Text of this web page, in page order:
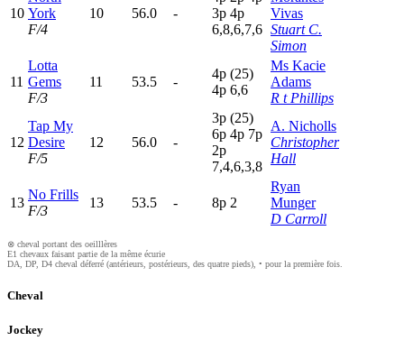
10 York
F/4
10 56.0 -
3p 4p
6,8,6,7,6
Vivas
Stuart C.
Simon
11
Lotta
Gems
F/3
11 53.5 -
4p (25)
4p 6,6
Ms Kacie
Adams
R t Phillips
12
Tap My
Desire
F/5
12 56.0 -
3p (25)
6p 4p 7p
2p
7,4,6,3,8
A. Nicholls
Christopher
Hall
13
No Frills
F/3
13 53.5 - 8p 2
Ryan
Munger
D Carroll
⊗ cheval portant des oeilllères
E1 chevaux faisant partie de la même écurie
DA, DP, D4 cheval déferré (antérieurs, postérieurs, des quatre pieds), • pour la première fois.
Cheval
Jockey